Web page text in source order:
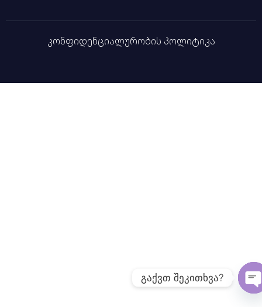
კონფიდენციალურობის პოლიტიკა
გაქვთ შეკითხვა?